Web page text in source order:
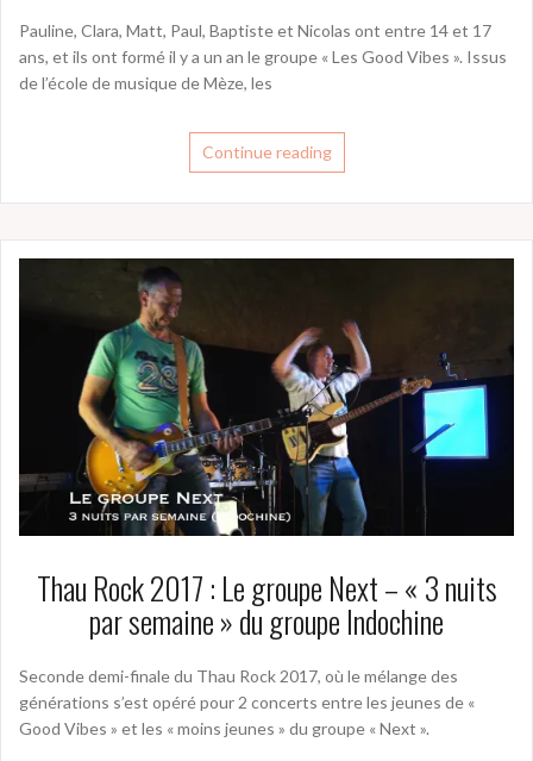
Pauline, Clara, Matt, Paul, Baptiste et Nicolas ont entre 14 et 17
ans, et ils ont formé il y a un an le groupe « Les Good Vibes ». Issus
de l’école de musique de Mèze, les
Continue reading
Thau Rock 2017 : Le groupe Next – « 3 nuits
par semaine » du groupe Indochine
Seconde demi-finale du Thau Rock 2017, où le mélange des
générations s’est opéré pour 2 concerts entre les jeunes de «
Good Vibes » et les « moins jeunes » du groupe « Next ».